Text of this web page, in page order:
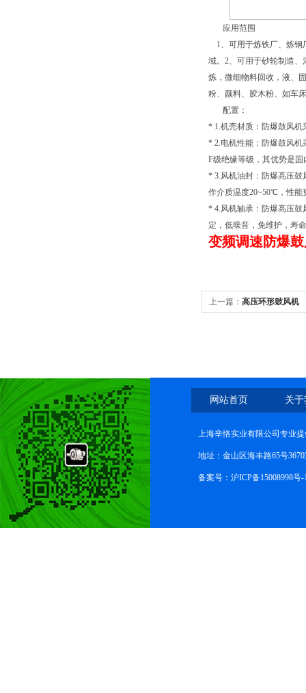
应用范围
1、可用于炼铁厂、炼钢
域。2、可用于砂轮制造
炼，微细物料回收，液、
粉、颜料、胶木粉、如车
配置：
* 1.机壳材质：防爆鼓风
* 2.电机性能：防爆鼓风机
F级绝缘等级，其优势是
* 3.风机油封：防爆高压
作介质温度20~50℃，性能
* 4.风机轴承：防爆高压鼓
定，低噪音，免维护，寿
变频调速防爆
上一篇： 高压环形鼓风机
网站首页 关
上海辛恪实业有限公司专业
地址：金山区海丰路65号
备案号： 沪ICP备15008998号-